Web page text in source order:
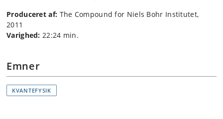
Produceret af: The Compound for Niels Bohr Institutet,
2011
Varighed: 22:24 min.
Emner
KVANTEFYSIK